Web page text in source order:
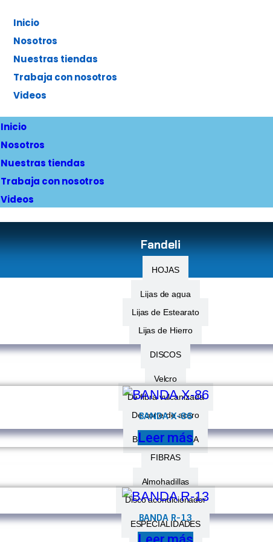
Inicio
Nosotros
Nuestras tiendas
Trabaja con nosotros
Videos
Inicio
Nosotros
Nuestras tiendas
Trabaja con nosotros
Videos
Fandeli
HOJAS
Lijas de agua
Lijas de Estearato
Lijas de Hierro
DISCOS
Velcro
De fibra vulcanizada
De corte de acero
BANDAS DE LIJA
FIBRAS
Almohadillas
Disco acondicionador
ESPECIALIDADES
BANDA X-86
Leer más
BANDA R-13